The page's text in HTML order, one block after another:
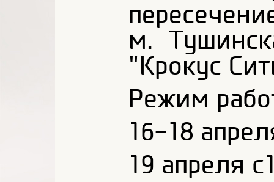
м.
"Крокус
Режим
16-18
19 апреля